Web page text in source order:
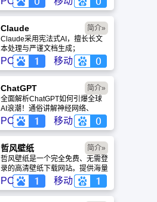
力、隐私安全及幻觉问题等高频疑
问进行客观解答，提供AI选型参
考。
Claude
Claude采用宪法式AI，擅长长文
本处理与严谨文档生成；
ChatGPT基于RLHF，在复杂推
理、代码与快速迭代上占优。两者
定位不同，各有千秋。
PC 移动
简介»
ChatGPT‌
全面解析ChatGPT如何引爆全球
AI浪潮！通俗讲解神经网络、
Transformer与RLHF核心技术，
带您轻松看懂大语言模型如何重塑
未来。
PC 移动
简介»
哲风壁纸
哲风壁纸是一个完全免费、无需登
录的高清壁纸下载网站。提供海量
4K、8K超清电脑与手机壁纸，涵
盖动漫、风景、赛博朋克等多元风
格。支持动态壁纸与头像制作，国
PC 移动
简介»